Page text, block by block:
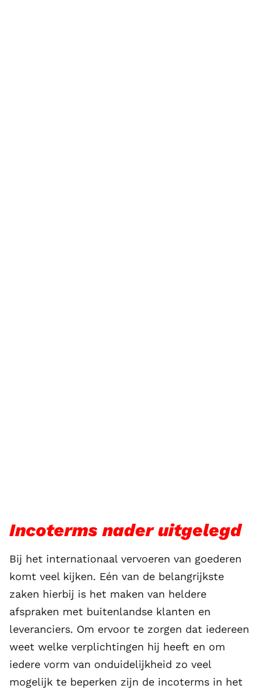
Incoterms nader uitgelegd
Bij het internationaal vervoeren van goederen
komt veel kijken. Eén van de belangrijkste
zaken hierbij is het maken van heldere
afspraken met buitenlandse klanten en
leveranciers. Om ervoor te zorgen dat iedereen
weet welke verplichtingen hij heeft en om
iedere vorm van onduidelijkheid zo veel
mogelijk te beperken zijn de incoterms in het